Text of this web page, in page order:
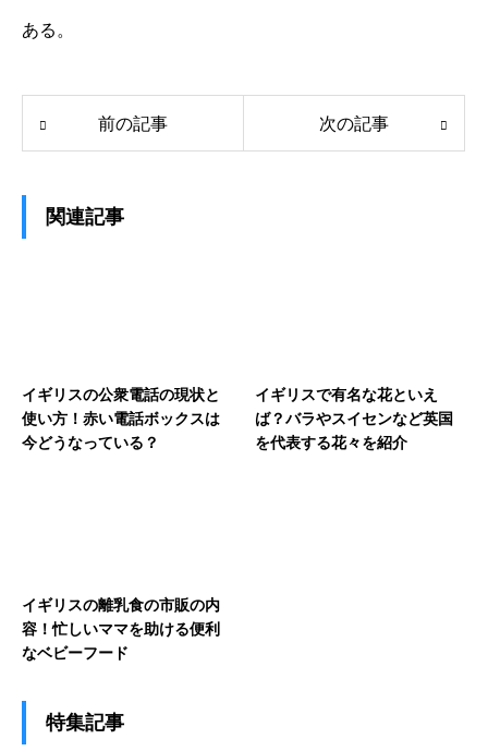
ある。
前の記事 次の記事
関連記事
イギリスの公衆電話の現状と
使い方！赤い電話ボックスは
今どうなっている？
イギリスで有名な花といえ
ば？バラやスイセンなど英国
を代表する花々を紹介
イギリスの離乳食の市販の内
容！忙しいママを助ける便利
なベビーフード
特集記事